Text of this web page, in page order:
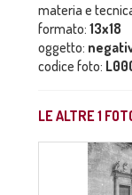
materia e
formato: 13x18
oggetto:
codice foto:
LE ALTRE1